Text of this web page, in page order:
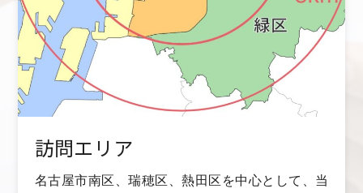
訪問エリア
名古屋市南区、瑞穂区、熱田区を中心として、当